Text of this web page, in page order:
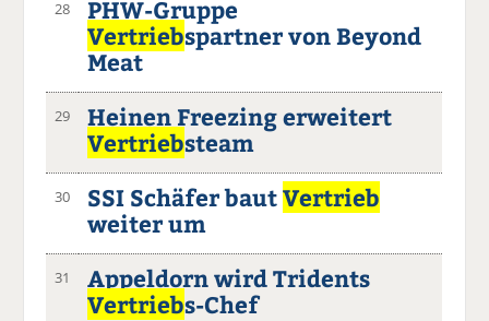
28
PHW-Gruppe
Vertriebspartner von Beyond
Meat
29
Heinen Freezing erweitert
Vertriebsteam
30 SSI Schäfer bautVertrieb
weiter um
31
Appeldorn wird Tridents
Vertriebs-Chef